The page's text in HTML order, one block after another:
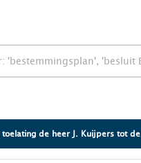
de heer J. Kuijpers tot de raad